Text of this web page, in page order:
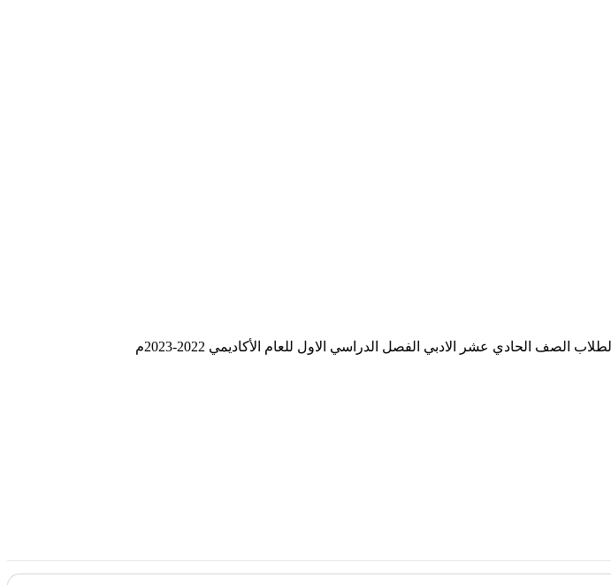
الحادي عشر الادبي الفصل الدراسي الاول للعام الأكاديمي 2022-2023م